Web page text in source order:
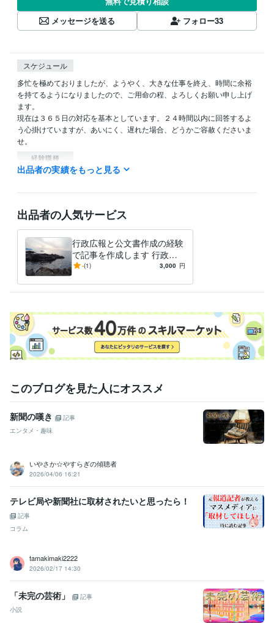
メッセージを送る
フォロー33
スケジュール
多忙を極めておりましたが、ようやく、大きな仕事を終え、時間に余裕
を持てるようになりましたので、ご用命の程、よろしくお願い申し上げ
ます。
現在は３６５日の対応を基本としています。２４時間以内に回答するよ
う心掛けていますが、あいにく、遅れた場合、どうかご容赦くださいま
せ。
経験職種
クリエイター / ライター・編集 経験年数 : 3年
管理 / 総務 経験年数 : 14年
事務・ビジネスサポート / 事務（一般事務）
ライフスタイル・その他 / 公務員
職歴
オフィス・イコアン 2021年6月 ~ 現在
ビジネス・クリエイティブツール
Excel:25年Google スプレッドシート:3年Word:25年
文章の校正:25年
得意分野
ライティング・翻訳 文章作成と校正。通知文や手紙の校正など。
出品者の実績をもっと見る
出品者の人気サービス
行政広報と公文書作成の経験
で記事を作成します 行政広
報と公文書作成の経験で記事
-(1) 3,000 円
このブログを見た人にオススメ
新聞の嘆き
記事
エンタメ・趣味
いやさか☆やすらぎの傾聴者
2026/04/06 16:21
テレビ局や新聞社に取材されたいと思ったら！
記事
コラム
tamakimaki2222
2026/02/17 14:30
「未完の芸術」
記事
小説